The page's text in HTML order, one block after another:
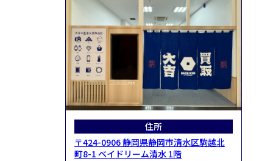
住所
〒424-0906 静岡県静岡市清水区駒越北
町8-1 ベイドリーム清水 1階